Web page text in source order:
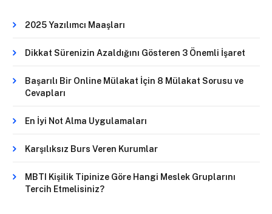
2025 Yazılımcı Maaşları
Dikkat Sürenizin Azaldığını Gösteren 3 Önemli İşaret
Başarılı Bir Online Mülakat İçin 8 Mülakat Sorusu ve
Cevapları
En İyi Not Alma Uygulamaları
Karşılıksız Burs Veren Kurumlar
MBTI Kişilik Tipinize Göre Hangi Meslek Gruplarını
Tercih Etmelisiniz?